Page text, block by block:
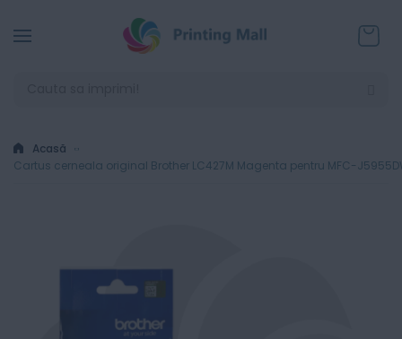
Acasă
Cartus cerneala original Brother LC427M Magenta pentru MFC-